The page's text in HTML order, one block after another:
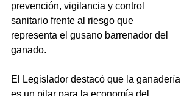
prevención, vigilancia y control
sanitario frente al riesgo que
representa el gusano barrenador del
ganado.
El Legislador destacó que la ganadería